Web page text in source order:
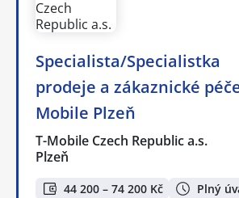
Specialista/Specialistka
prodeje a zákaznické
Mobile Plzeň
T-Mobile Czech Republic a.s.
Plzeň
44 200 – 74 200 Kč Plný